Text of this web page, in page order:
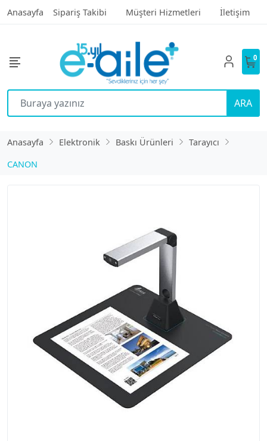
Anasayfa Sipariş Takibi Müşteri Hizmetleri İletişim
ARA
0
Anasayfa Elektronik Baskı Ürünleri
Tarayıcı
CANON